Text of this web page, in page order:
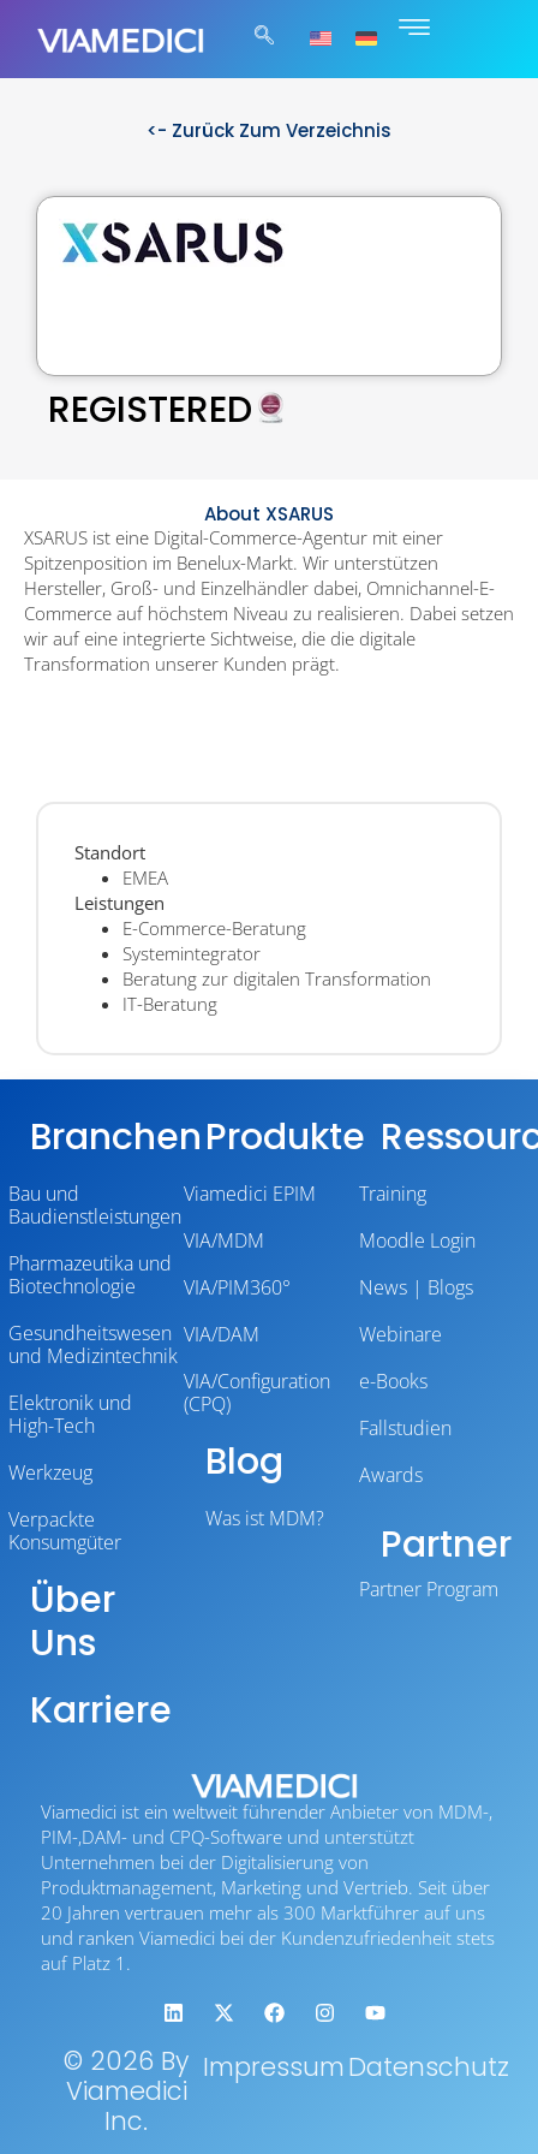
<- Zurück Zum Verzeichnis
REGISTERED
About XSARUS
XSARUS ist eine Digital-Commerce-Agentur mit einer
Spitzenposition im Benelux-Markt. Wir unterstützen
Hersteller, Groß- und Einzelhändler dabei, Omnichannel-E-
Commerce auf höchstem Niveau zu realisieren. Dabei setzen
wir auf eine integrierte Sichtweise, die die digitale
Transformation unserer Kunden prägt.
Standort
EMEA
Leistungen
E-Commerce-Beratung
Systemintegrator
Beratung zur digitalen Transformation
IT-Beratung
Viamedici ist ein weltweit führender Anbieter von MDM-,
PIM-,DAM- und CPQ-Software und unterstützt
Unternehmen bei der Digitalisierung von
Produktmanagement, Marketing und Vertrieb. Seit über
20 Jahren vertrauen mehr als 300 Marktführer auf uns
und ranken Viamedici bei der Kundenzufriedenheit stets
auf Platz 1.
© 2026 By
Viamedici
Inc.
Impressum Datenschutz
Branchen
Bau und
Baudienstleistungen
Pharmazeutika und
Biotechnologie
Gesundheitswesen
und Medizintechnik
Elektronik und
High-Tech
Werkzeug
Verpackte
Konsumgüter
Über
Uns
Karriere
Produkte
Viamedici EPIM
VIA/MDM
VIA/PIM360°
VIA/DAM
VIA/Configuration
(CPQ)
Blog
Was ist MDM?
Training
Moodle Login
News | Blogs
Webinare
e-Books
Fallstudien
Awards
Partner
Partner Program